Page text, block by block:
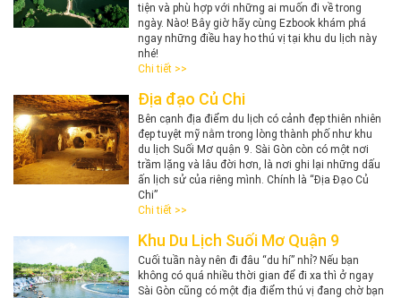
tiện và phù hợp với những ai muốn đi về trong
ngày. Nào! Bây giờ hãy cùng Ezbook khám phá
ngay những điều hay ho thú vị tại khu du lịch này
nhé!
Chi tiết >>
Địa đạo Củ Chi
Bên cạnh địa điểm du lịch có cảnh đẹp thiên nhiên
đẹp tuyệt mỹ nằm trong lòng thành phố như khu
du lịch Suối Mơ quận 9. Sài Gòn còn có một nơi
trầm lặng và lâu đời hơn, là nơi ghi lại những dấu
ấn lịch sử của riêng mình. Chính là “Địa Đạo Củ
Chi”
Chi tiết >>
Khu Du Lịch Suối Mơ Quận 9
Cuối tuần này nên đi đâu “du hí” nhỉ? Nếu bạn
không có quá nhiều thời gian để đi xa thì ở ngay
Sài Gòn cũng có một địa điểm thú vị đang chờ bạn